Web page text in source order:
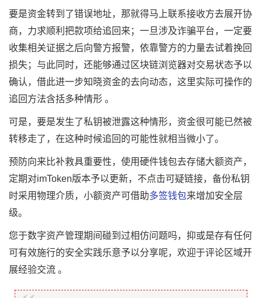
要是资金转到了错误地址，那就得马上联系接收方去展开协
商，力求顺利把款项给追回来；一旦涉及诈骗平台，一定要
收集相关证据之后向警方报警，依靠警方的力量去试着挽回
损失；与此同时，还能够通过区块链浏览器对交易状态予以
确认，借此进一步知晓资金的去向动态，这里实际可操作的
追回方法含括多种情形 。
可是，要是发生了私钥被泄露这种情形，资金很可能已然被
转移走了，在这种时候追回的可能性就相当微小了。
预防向来比补救具重要性，使用硬件钱包去存储大额资产，
定期对imToken版本予以更新，不点击可疑链接，备份私钥
时采用物理介质，小额资产可借助多签钱包来增加安全层
级。
您于数字资产管理期间碰到过相仿问题吗，抑或是存有任何
可有效施行的安全实践乐意予以分享呢，欢迎于评论区域开
展经验交流 。